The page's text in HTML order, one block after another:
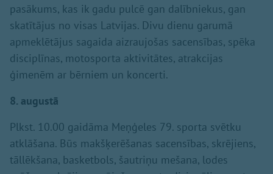
pasākums, kas ik gadu pulcē gan dalībniekus, gan
skatītājus no visas Latvijas. Divu dienu garumā
apmeklētājus sagaida aizraujošas sacensības, spēka
disciplīnas, motosporta aktivitātes, atrakcijas
ģimenēm ar bērniem un koncerti.
8. augustā
Plkst. 10.00 gaidāma Meņģeles 79. sporta svētku
atklāšana. Būs makšķerēšanas sacensības, skrējiens,
tāllēkšana, basketbols, šautriņu mešana, lodes